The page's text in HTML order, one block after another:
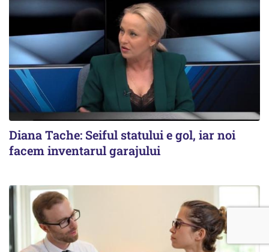
Diana Tache: Seiful statului e gol, iar noi
facem inventarul garajului